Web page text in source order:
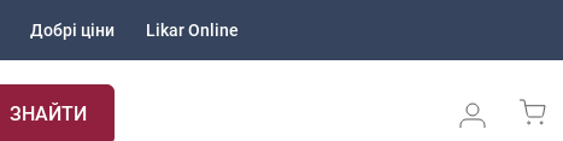
Добрі ціни Likar Online
ЗНАЙТИ